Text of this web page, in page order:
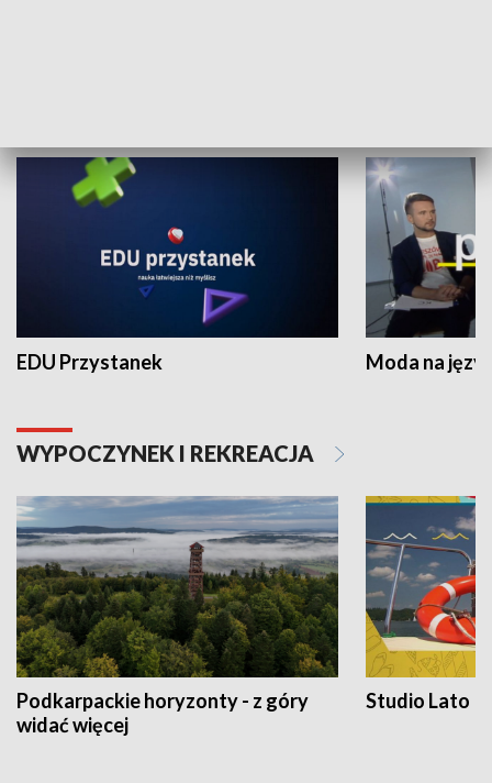
EDU Przystanek Moda na
WYPOCZYNEK I REKREACJA
Podkarpackie horyzonty - z góry
widać więcej
Studio Lato